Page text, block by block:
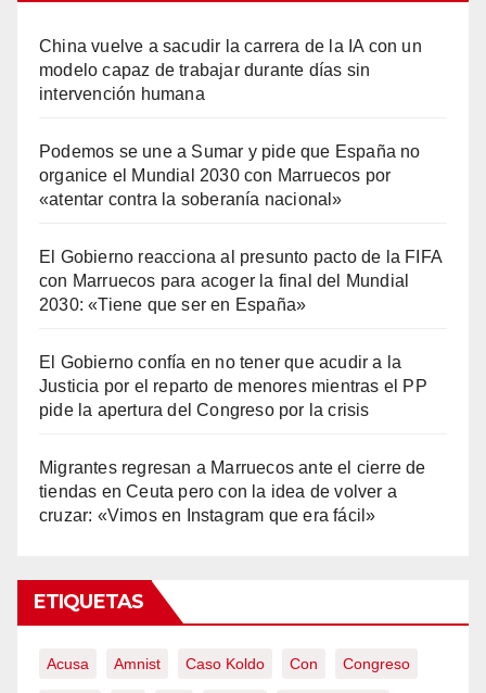
China vuelve a sacudir la carrera de la IA con un
modelo capaz de trabajar durante días sin
intervención humana
Podemos se une a Sumar y pide que España no
organice el Mundial 2030 con Marruecos por
«atentar contra la soberanía nacional»
El Gobierno reacciona al presunto pacto de la FIFA
con Marruecos para acoger la final del Mundial
2030: «Tiene que ser en España»
El Gobierno confía en no tener que acudir a la
Justicia por el reparto de menores mientras el PP
pide la apertura del Congreso por la crisis
Migrantes regresan a Marruecos ante el cierre de
tiendas en Ceuta pero con la idea de volver a
cruzar: «Vimos en Instagram que era fácil»
ETIQUETAS
Acusa Amnist Caso Koldo Con Congreso